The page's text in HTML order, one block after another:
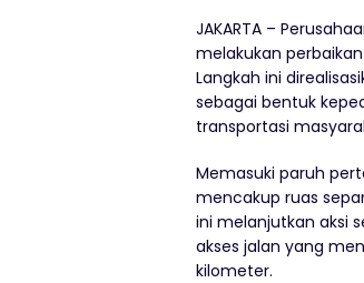
JAKARTA –
melakukan
Langkah ini
sebagai bentuk
transportasi
Memasuki paruh
mencakup ruas
ini melanjutkan aksi
akses jalan yang
kilometer.